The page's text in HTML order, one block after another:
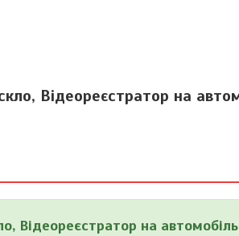
Відеореєстратор на
Відеореєстратор на